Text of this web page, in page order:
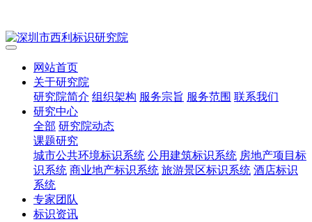
网站首页
关于研究院
研究院简介 组织架构 服务宗旨 服务范围 联系我们
研究中心
全部 研究院动态
课题研究
城市公共环境标识系统 公用建筑标识系统 房地产项目标
识系统 商业地产标识系统 旅游景区标识系统 酒店标识
系统
专家团队
标识资讯